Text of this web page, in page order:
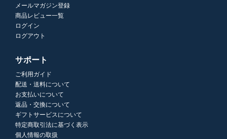
メールマガジン登録
商品レビュー一覧
ログイン
ログアウト
サポート
ご利用ガイド
配送・送料について
お支払いについて
返品・交換について
ギフトサービスについて
特定商取引法に基づく表示
個人情報の取扱